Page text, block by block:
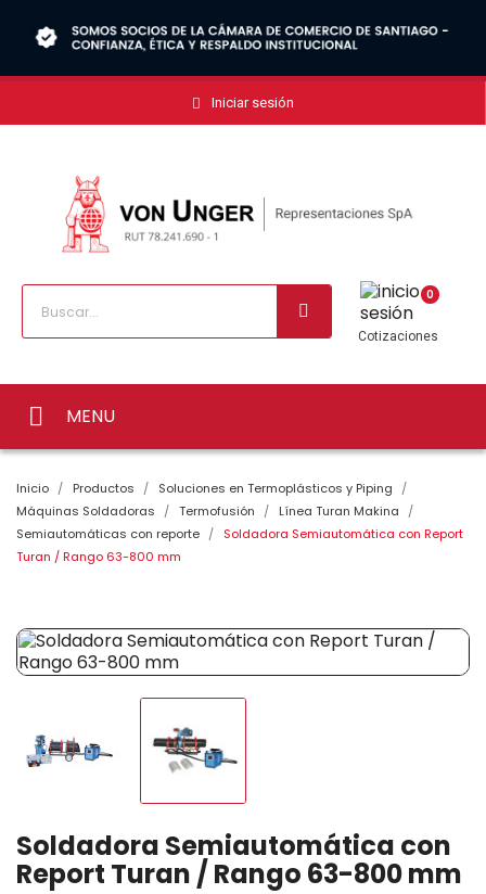
Iniciar sesión
0
Cotizaciones
MENU
Inicio Productos
Soluciones en Termoplásticos y Piping
Máquinas Soldadoras
Termofusión
Línea Turan Makina
Semiautomáticas con reporte
Soldadora Semiautomática con Report
Turan / Rango 63-800 mm
Soldadora Semiautomática con
Report Turan / Rango 63-800 mm